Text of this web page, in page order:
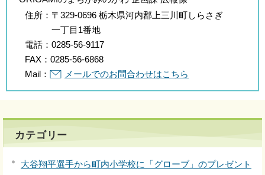
住所： 〒329-0696 栃木県河内郡上三川町しらさぎ
一丁目1番地
電話： 0285-56-9117
FAX： 0285-56-6868
Mail：
メールでのお問合わせはこちら
カテゴリー
大谷翔平選手から町内小学校に「グローブ」のプレゼント